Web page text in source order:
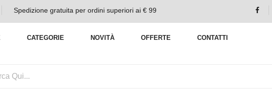
Spedizione gratuita per ordini superiori ai € 99
CATEGORIE NOVITÀ OFFERTE CONTATTI